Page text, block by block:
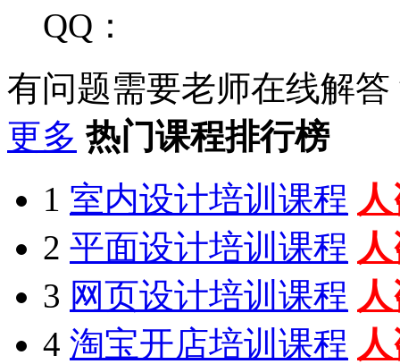
QQ：
有问题需要老师在线解答
更多 热门课程排行榜
1 室内设计培训课程
2 平面设计培训课程
3 网页设计培训课程
4 淘宝开店培训课程